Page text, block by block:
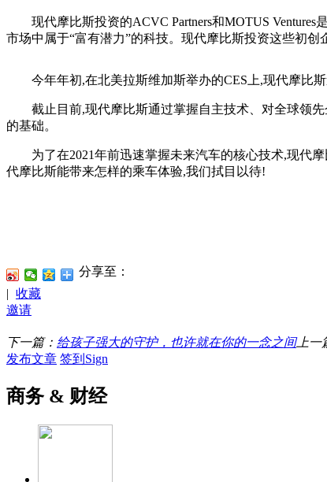
现代摩比斯投资的ACVC Partners和MOTUS Ventures
市场中属于“富有潜力”的科技。现代摩比斯投资这些初
今年年初,在北美拉斯维加斯举办的CES上,现代摩比斯
截止目前,现代摩比斯通过掌握自主技术、对全球领先
的基础。
为了在2021年前迅速掌握未来汽车的核心技术,现代摩
代摩比斯能带来怎样的乘车体验,我们拭目以待!
分享至：
| 收藏
邀请
下一篇： 给孩子强大的守护，也许就在你的一念之间上一
发布文章 签到Sign
商务 & 财经